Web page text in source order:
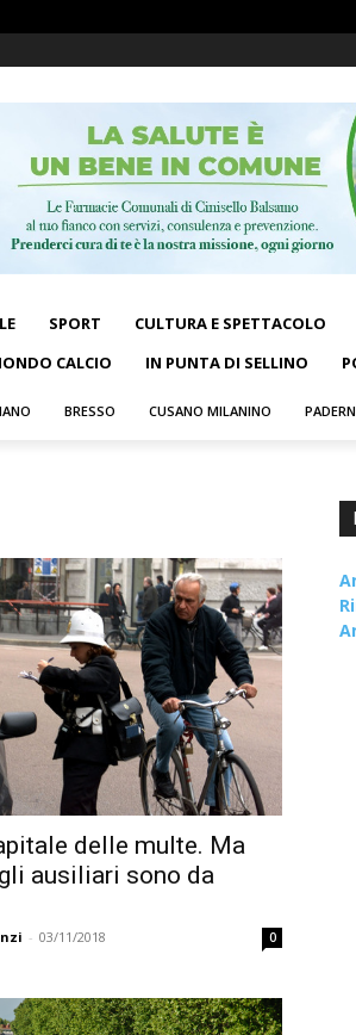
SPORT CULTURA E SPETTACOLO
CALCIO IN PUNTA DI SELLINO
BRESSO CUSANO MILANINO
delle multe. Ma
ausiliari sono da
- 03/11/2018 0